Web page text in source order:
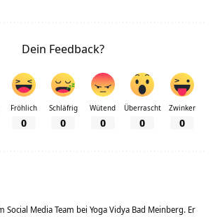
Dein Feedback?
Fröhlich
0
Schläfrig
0
Wütend
0
Überrascht
0
Zwinker
0
Media Team bei Yoga Vidya Bad Meinberg. Er